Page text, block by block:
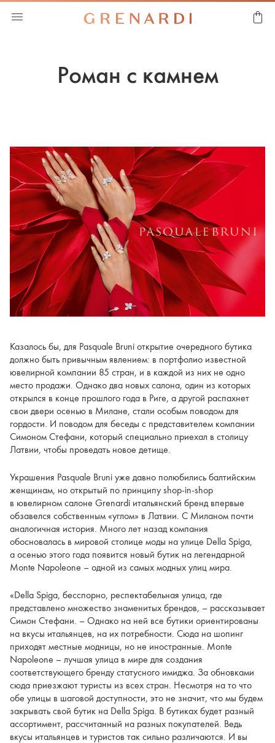
Роман с камнем
Казалось бы, для Pasquale Bruni открытие очередного бутика
должно быть привычным явлением: в портфолио известной
ювелирной компании 85 стран, и в каждой из них не одно
место продажи. Однако два новых салона, один из которых
открылся в конце прошлого года в Pиге, а другой распахнет
свои двери осенью в Mилане, стали особым поводом для
гордости. И поводом для беседы с представителем компании
Симоном Стефани, который специально приехал в столицу
Латвии, чтобы проведать новое детище.
Украшения Pasquale Bruni уже давно полюбились балтийским
женщинам, но открытый по принципу shop-in-shop
в ювелирном салоне Grenardi итальянский бренд впервые
обзавелся собственным «углом» в Латвии. С Миланом почти
аналогичная история. Много лет назад компания
обосновалась в мировой столице моды на улице Della Spiga,
а осенью этого года появится новый бутик на легендарной
Monte Napoleone – одной из самых модных улиц мира.
«Della Spiga, бесспорно, респектабельная улица, где
представлено множество знаменитых брендов, – рассказывает
Симон Стефани. – Однако на ней все бутики ориентированы
на вкусы итальянцев, на их потребности. Сюда на шопинг
приходят местные модницы, но не иностранные. Monte
Napoleone – лучшая улица в мире для создания
соответствующего бренду статусного имиджа. За обновками
сюда приезжают туристы из всех стран. Несмотря на то что
обе улицы в шаговой доступности, это не значит, что мы будем
закрывать свой бутик на Della Spiga. В бутиках будет разный
ассортимент, рассчитанный на разных покупателей. Ведь
вкусы итальянцев и туристов так сильно различаются. И вы